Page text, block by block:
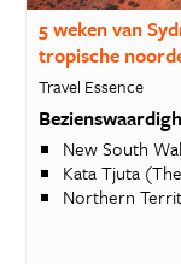
5 weken van
tropische
Travel Essence
New South
Kata Tjuta
Northern